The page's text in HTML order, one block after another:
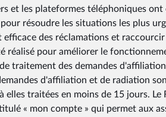
et les plateformes téléphoniques ont
résoudre les situations les plus
des réclamations et raccourcir
pour améliorer le
traitement des demandes
d'affiliation et de radiation
traitées en moins de 15 jours. Le
« mon compte » qui permet aux